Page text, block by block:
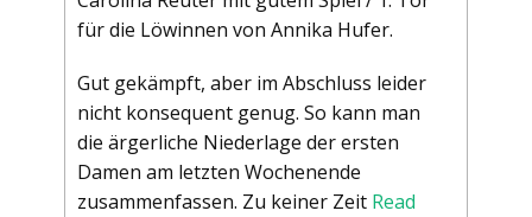
für die Löwinnen von Annika Hufer.
Gut gekämpft, aber im Abschluss leider
nicht konsequent genug. So kann man
die ärgerliche Niederlage der ersten
Damen am letzten Wochenende
zusammenfassen. Zu keiner Zeit Read